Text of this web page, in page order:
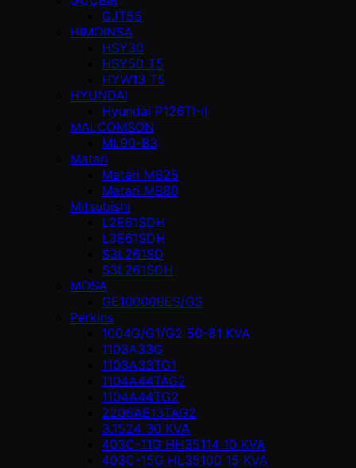
GJT55
HIMOINSA
HSY30
HSY50 T5
HYW13 T5
HYUNDAI
Hyundai P126TI-II
MALCOMSON
ML90-B3
Matari
Matari MB25
Matari MB80
Mitsubishi
L2E61SDH
L3E61SDH
S3L261SD
S3L261SDH
MOSA
GE10000BES/GS
Perkins
1004G/G1/G2 50-81 KVA
1103A33G
1103A33TG1
1104A44TAG2
1104A44TG2
2206AE13TAG2
3.1524 30 KVA
403C-11G HH35114 10 KVA
403C-15G HL35100 15 KVA